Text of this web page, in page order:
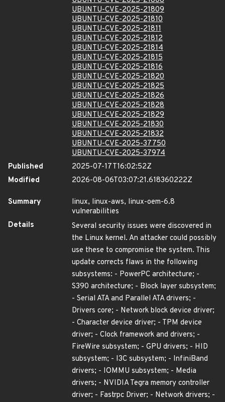
UBUNTU-CVE-2025-21809
UBUNTU-CVE-2025-21810
UBUNTU-CVE-2025-21811
UBUNTU-CVE-2025-21812
UBUNTU-CVE-2025-21814
UBUNTU-CVE-2025-21815
UBUNTU-CVE-2025-21816
UBUNTU-CVE-2025-21820
UBUNTU-CVE-2025-21825
UBUNTU-CVE-2025-21826
UBUNTU-CVE-2025-21828
UBUNTU-CVE-2025-21829
UBUNTU-CVE-2025-21830
UBUNTU-CVE-2025-21832
UBUNTU-CVE-2025-37750
UBUNTU-CVE-2025-37974
Published
2025-07-17T16:02:52Z
Modified
2026-08-06T03:07:21.618360222Z
Summary
linux, linux-aws, linux-oem-6.8
vulnerabilities
Details
Several security issues were discovered in
the Linux kernel. An attacker could possibly
use these to compromise the system. This
update corrects flaws in the following
subsystems: - PowerPC architecture; -
S390 architecture; - Block layer subsystem;
- Serial ATA and Parallel ATA drivers; -
Drivers core; - Network block device driver;
- Character device driver; - TPM device
driver; - Clock framework and drivers; -
FireWire subsystem; - GPU drivers; - HID
subsystem; - I3C subsystem; - InfiniBand
drivers; - IOMMU subsystem; - Media
drivers; - NVIDIA Tegra memory controller
driver; - Fastrpc Driver; - Network drivers; -